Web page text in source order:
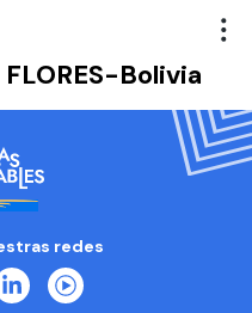
Bolivia
redes